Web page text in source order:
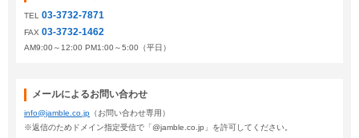
TEL 03-3732-7871
FAX 03-3732-1462
AM9:00～12:00 PM1:00～5:00（平日）
メールによるお問い合わせ
info@jamble.co.jp （お問い合わせ専用）
※返信のためドメイン指定受信で「@jamble.co.jp」を許可してください。